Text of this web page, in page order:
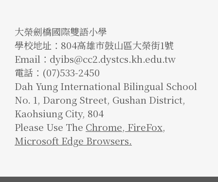
大榮劍橋國際雙語小學
學校地址：804高雄市鼓山區大榮街1號
Email：dyibs@cc2.dystcs.kh.edu.tw
電話：(07)533-2450
Dah Yung International Bilingual School
No. 1, Darong Street, Gushan District,
Kaohsiung City, 804
Please Use The Chrome, FireFox,
Microsoft Edge Browsers.